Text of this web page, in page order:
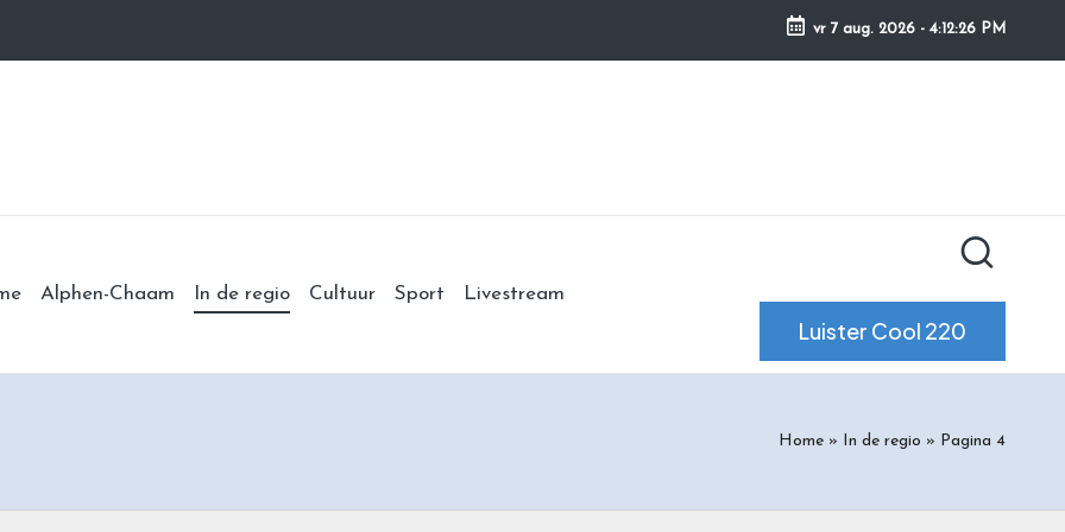
vr 7 aug. 2026 -4:12:27 PM
Alphen-Chaam In de regio Cultuur Sport Livestream
Luister Cool 220
Home » In de regio » Pagina 4